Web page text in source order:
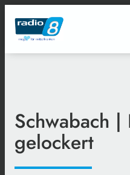
Schwabach |
gelockert